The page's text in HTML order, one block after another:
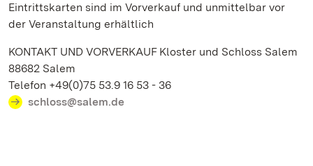
Eintrittskarten sind im Vorverkauf und unmittelbar vor
der Veranstaltung erhältlich
KONTAKT UND VORVERKAUF Kloster und Schloss Salem
88682 Salem
Telefon +49(0)75 53.9 16 53 - 36
schloss@salem.de